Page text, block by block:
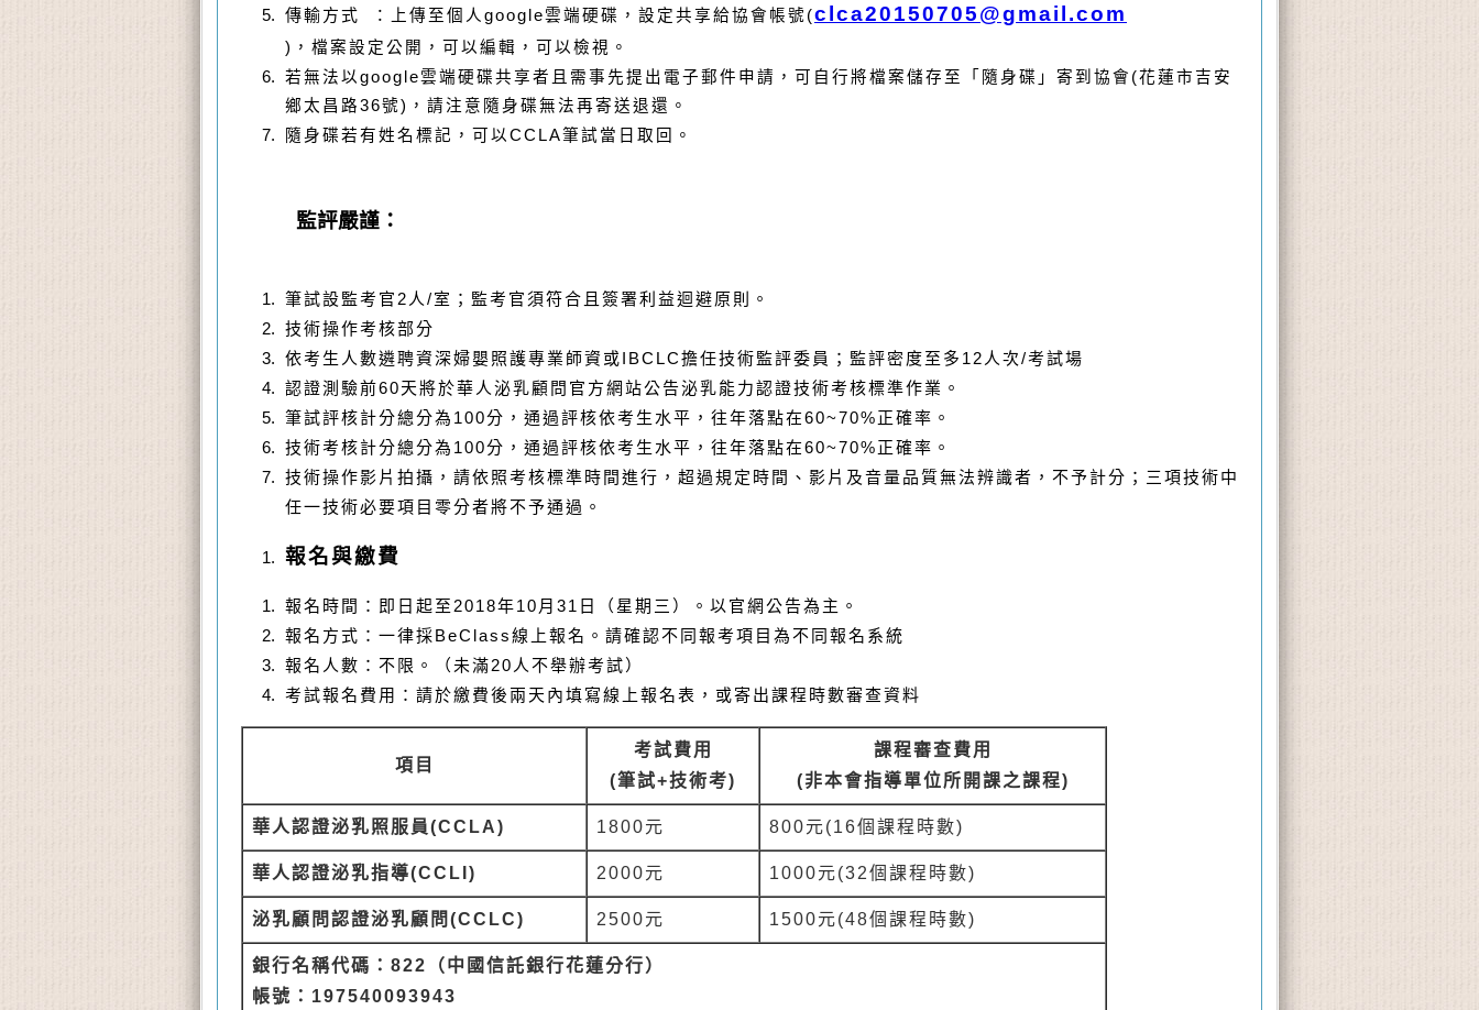
傳輸方式 ：上傳至個人google雲端硬碟，設定共享給協會帳號(clca20150705@gmail.com
) ，檔案設定公開，可以編輯，可以檢視。
若無法以google雲端硬碟共享者且需事先提出電子郵件申請，可自行將檔案儲存至「隨身碟」寄到協會(花蓮市吉安
鄉太昌路36號)，請注意隨身碟無法再寄送退還。
隨身碟若有姓名標記，可以CCLA筆試當日取回。
監評嚴謹：
筆試設監考官 2 人 /室；監考官須符合且簽署利益迴避原則。
技術操作考核部分
依考生人數遴聘資深婦嬰照護專業師資或IBCLC擔任技術監評委員；監評密度至多 12 人次/考試場
認證測驗前60天將於華人泌乳顧問官方網站公告泌乳能力認證技術考核標準作業。
筆試評核計分總分為 100分，通過評核依考生水平，往年落點在60~70%正確率。
技術考核計分總分為 100分，通過評核依考生水平，往年落點在60~70%正確率。
技術操作影片拍攝，請依照考核標準時間進行，超過規定時間、影片及音量品質無法辨識者，不予計分；三項技術中
任一技術必要項目零分者將不予通過。
報名與繳費
報名時間：即日起至 2018年10 月 31 日（星期三）。以官網公告為主。
報名方式：一律採BeClass線上報名。請確認不同報考項目為不同報名系統
報名人數：不限。（未滿20 人不舉辦考試）
考試報名費用：請於繳費後兩天內填寫線上報名表，或寄出課程時數審查資料
項目
考試費用
(筆試+技術考)
課程審查費用
(非本會指導單位所開課之課程)
華人認證泌乳照服員(CCLA) 1800元 800元(16個課程時數)
華人認證泌乳指導(CCLI) 2000元 1000元(32個課程時數)
泌乳顧問認證泌乳顧問 (CCLC) 2500元 1500元(48個課程時數)
銀行名稱代碼： 822
（中國信託銀行花蓮分行）
帳號： 197540093943